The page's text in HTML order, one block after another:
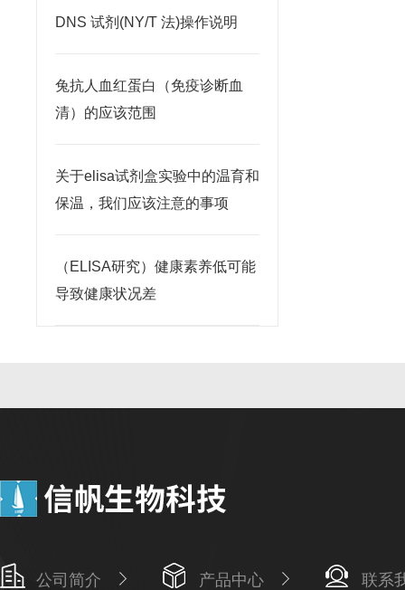
DNS 试剂(NY/T 法)操作说明
兔抗人血红蛋白（免疫诊断血
清）的应该范围
关于elisa试剂盒实验中的温育和
保温，我们应该注意的事项
（ELISA研究）健康素养低可能
导致健康状况差
公司简介 产品中心 联系